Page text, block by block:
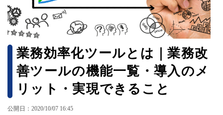
業務効率化ツールとは｜業務改
善ツールの機能一覧・導入のメ
リット・実現できること
公開日：2020/10/07 16:45